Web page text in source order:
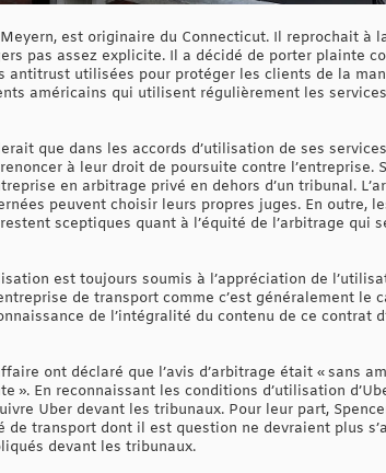
est originaire du Connecticut. Il reprochait à
pas assez explicite. Il a décidé de porter plainte
utilisées pour protéger les clients de la
américains qui utilisent régulièrement les
que dans les accords d’utilisation de ses
à leur droit de poursuite contre l’entreprise.
en arbitrage privé en dehors d’un tribunal.
peuvent choisir leurs propres juges. En outre,
sceptiques quant à l’équité de l’arbitrage qui
est toujours soumis à l’appréciation de
de transport comme c’est généralement le
de l’intégralité du contenu de ce contrat
ont déclaré que l’avis d’arbitrage était « sans
». En reconnaissant les conditions d’utilisation
Uber devant les tribunaux. Pour leur part,
transport dont il est question ne devraient plus
devant les tribunaux.